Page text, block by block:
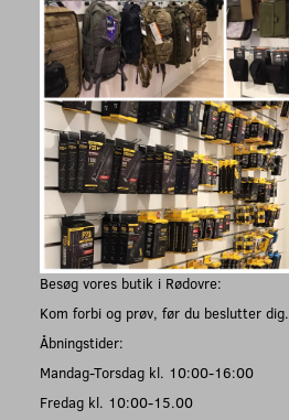
Besøg vores butik i Rødovre:
Kom forbi og prøv, før du beslutter dig.
Åbningstider:
Mandag-Torsdag kl. 10:00-16:00
Fredag kl. 10:00-15.00